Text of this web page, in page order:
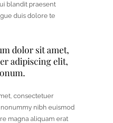
blandit praesent
duis dolore te
dolor sit amet,
adipiscing elit,
consectetuer
nibh euismod
magna aliquam erat